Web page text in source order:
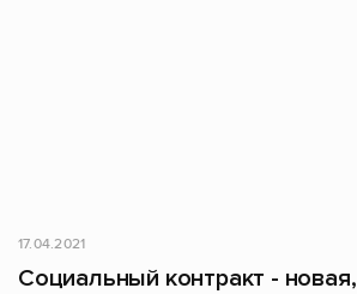
17.04.2021
Социальный контракт - новая,